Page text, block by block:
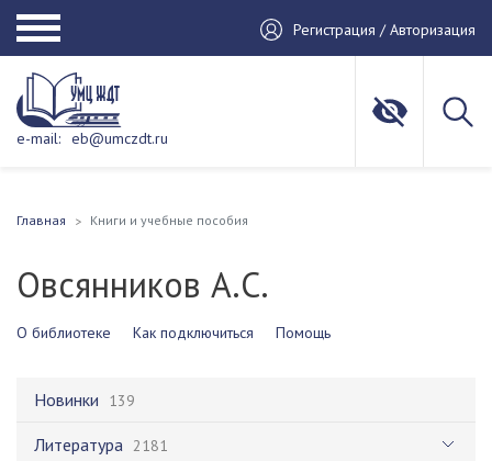
Регистрация / Авторизация
e-mail: eb@umczdt.ru
Главная Книги и учебные пособия
Овсянников А.С.
О библиотеке Как подключиться Помощь
Новинки 139
Литература 2181